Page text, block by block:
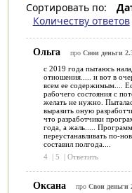
Сортировать по:
Количеству ответов
Ольга про Свои деньги
с 2019 года пытаюсь
отношения..... и вот в
всем ее содержимым....
рабочего состояния с
желать не нужно.
выразить оную
что разработчики
года, а жаль.....
переустанавливать по-
составил полгода....
4 | 5 | Ответить
Оксана про Свои деньги